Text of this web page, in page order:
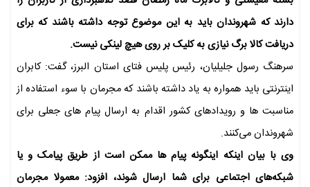
دارند که شهروندان باید به این موضوع توجه داشته باشند که برای
دریافت کالا برگ نیازی به کلیک بر روی هیچ لینکی نیست.
سرهنگ رسول جلیلیان، رئیس پلیس فتای استان البرز، گفت: کابران
اینترنتی باید همواره به یاد داشته باشند که مجرمان با سوء استفاده از
مناسبت ها و رویدادهای کشور اقدام به ارسال پیام های جعلی برای
شهروندان می‌کنند.
وی با بیان اینکه اینگونه پیام ها ممکن است از طریق پیامک و یا
شبکه‌های اجتماعی برای شما ارسال شوند، افزود: معمولا مجرمان